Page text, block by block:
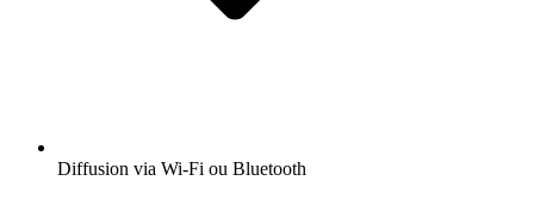
Diffusion via Wi-Fi ou Bluetooth